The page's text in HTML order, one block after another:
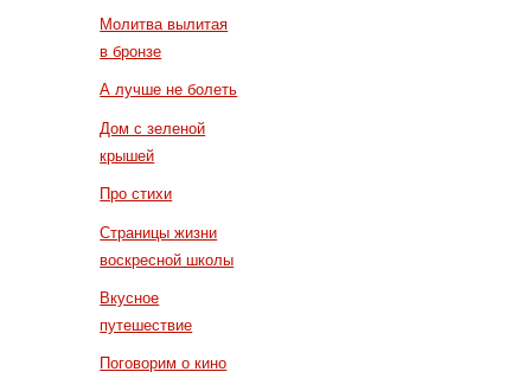
Молитва вылитая
в бронзе
А лучше не болеть
Дом с зеленой
крышей
Про стихи
Страницы жизни
воскресной школы
Вкусное
путешествие
Поговорим о кино